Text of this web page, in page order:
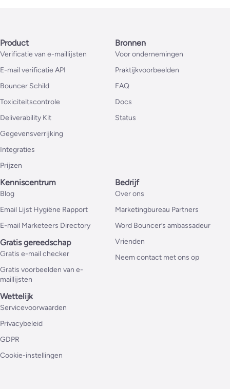
Product
Verificatie van e-maillijsten
E-mail verificatie API
Bouncer Schild
Toxiciteitscontrole
Deliverability Kit
Gegevensverrijking
Integraties
Prijzen
Bronnen
Voor ondernemingen
Praktijkvoorbeelden
FAQ
Docs
Status
Kenniscentrum
Blog
Email Lijst Hygiëne Rapport
E-mail Marketeers Directory
Gratis gereedschap
Gratis e-mail checker
Gratis voorbeelden van e-
maillijsten
Bedrijf
Over ons
Marketingbureau Partners
Word Bouncer’s ambassadeur
Vrienden
Neem contact met ons op
Wettelijk
Servicevoorwaarden
Privacybeleid
GDPR
Cookie-instellingen